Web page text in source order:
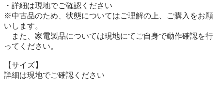
・詳細は現地でご確認ください
※中古品のため、状態についてはご理解の上、ご購入をお願
いします。
また、家電製品については現地にてご自身で動作確認を行
ってください。
【サイズ】
詳細は現地でご確認ください